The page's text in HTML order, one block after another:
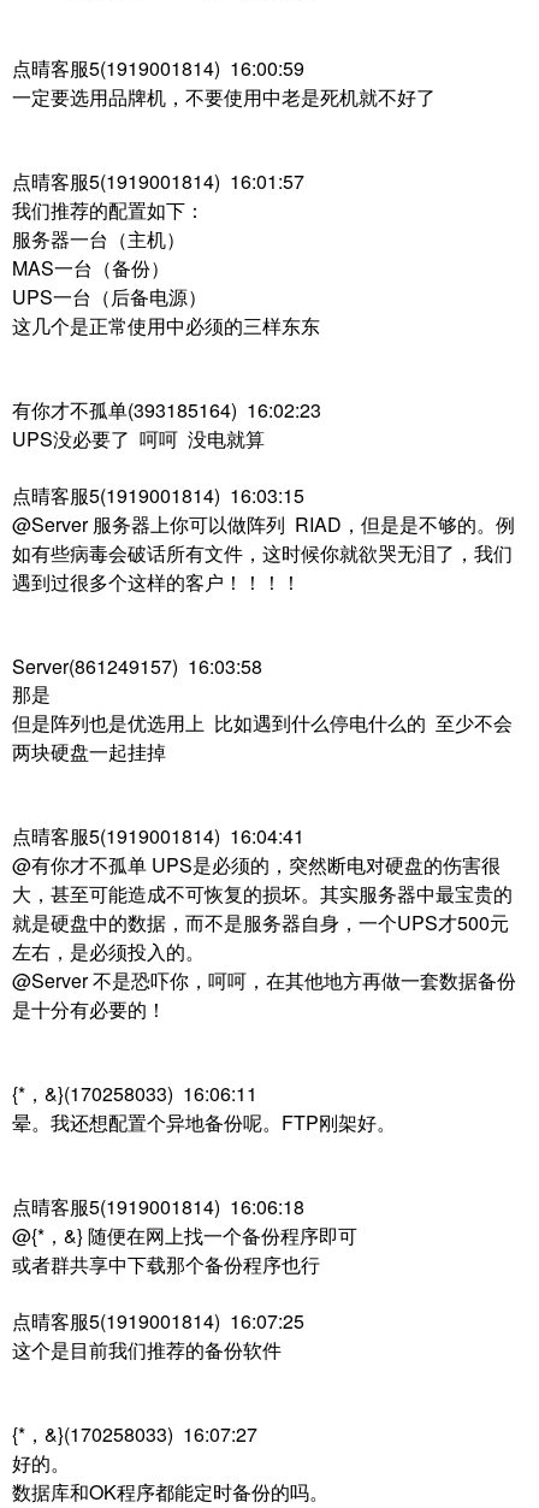
点晴客服5(1919001814) 16:00:59
一定要选用品牌机，不要使用中老是死机就不好了
点晴客服5(1919001814) 16:01:57
我们推荐的配置如下：
服务器一台（主机）
MAS一台（备份）
UPS一台（后备电源）
这几个是正常使用中必须的三样东东
有你才不孤单(393185164) 16:02:23
UPS没必要了 呵呵 没电就算
点晴客服5(1919001814) 16:03:15
@Server 服务器上你可以做阵列 RIAD，但是是不够的。例
如有些病毒会破话所有文件，这时候你就欲哭无泪了，我们
遇到过很多个这样的客户！！！！
Server(861249157) 16:03:58
那是
但是阵列也是优选用上 比如遇到什么停电什么的 至少不会
两块硬盘一起挂掉
点晴客服5(1919001814) 16:04:41
@有你才不孤单 UPS是必须的，突然断电对硬盘的伤害很
大，甚至可能造成不可恢复的损坏。其实服务器中最宝贵的
就是硬盘中的数据，而不是服务器自身，一个UPS才500元
左右，是必须投入的。
@Server 不是恐吓你，呵呵，在其他地方再做一套数据备份
是十分有必要的！
{*，&}(170258033) 16:06:11
晕。我还想配置个异地备份呢。FTP刚架好。
点晴客服5(1919001814) 16:06:18
@{*，&} 随便在网上找一个备份程序即可
或者群共享中下载那个备份程序也行
点晴客服5(1919001814) 16:07:25
这个是目前我们推荐的备份软件
{*，&}(170258033) 16:07:27
好的。
数据库和OK程序都能定时备份的吗。